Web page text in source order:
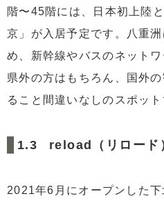
階〜45階には、日本初上陸
京」が入居予定です。八重
め、新幹線やバスのネット
県外の方はもちろん、国外
ること間違いなしのスポット
reload（リロード
2021年6月にオープンした下